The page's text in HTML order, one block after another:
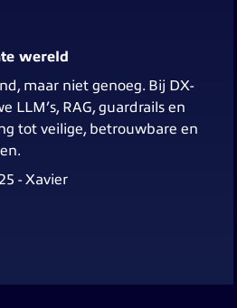
wereld
maar niet genoeg. Bij DX-
LLM’s, RAG, guardrails en
tot veilige, betrouwbare en
- Xavier